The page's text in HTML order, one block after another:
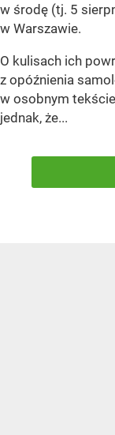
w środę (tj. 5
w Warszawie.
O kulisach ich
z opóźnienia
w osobnym tekście
jednak, że...